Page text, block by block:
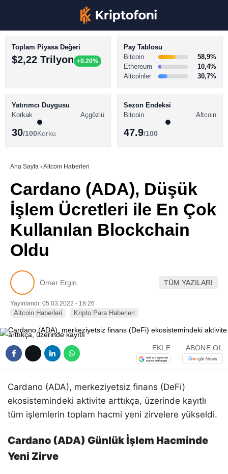
Youtube
TikTok
BİTCOİN HABERLERİ
ALTCOİN HABERLERİ
SÖZLÜK
Toplam Piyasa Değeri
$2,22 Trilyon +0.20%
Pay Tablosu
Bitcoin
58,9%
Ethereum
10,4%
Altcoinler
30,7%
Yatırımcı Duygusu
Korkak
Açgözlü
30/100Korku
Sezon Endeksi
Bitcoin
Altcoin
47.9/100
Ana Sayfa ›Altcoin Haberleri
Cardano (ADA), Düşük
İşlem Ücretleri ile En Çok
Kullanılan Blockchain
Oldu
Ömer Ergin TÜM YAZILARI
Yayınlandı: 05.03.2022 - 18:26
Altcoin Haberleri Kripto Para Haberleri
EKLE ABONE OL
Cardano (ADA), merkeziyetsiz finans (DeFi)
ekosistemindeki aktivite arttıkça, üzerinde kayıtlı
tüm işlemlerin toplam hacmi yeni zirvelere yükseldi.
Cardano (ADA) Günlük İşlem Hacminde
Yeni Zirve